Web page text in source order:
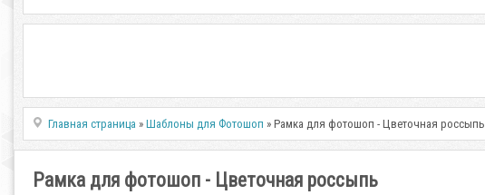
Главная страница »Шаблоны для Фотошоп » Рамка для фотошоп - Цветочная россыпь
Рамка для фотошоп - Цветочная россыпь